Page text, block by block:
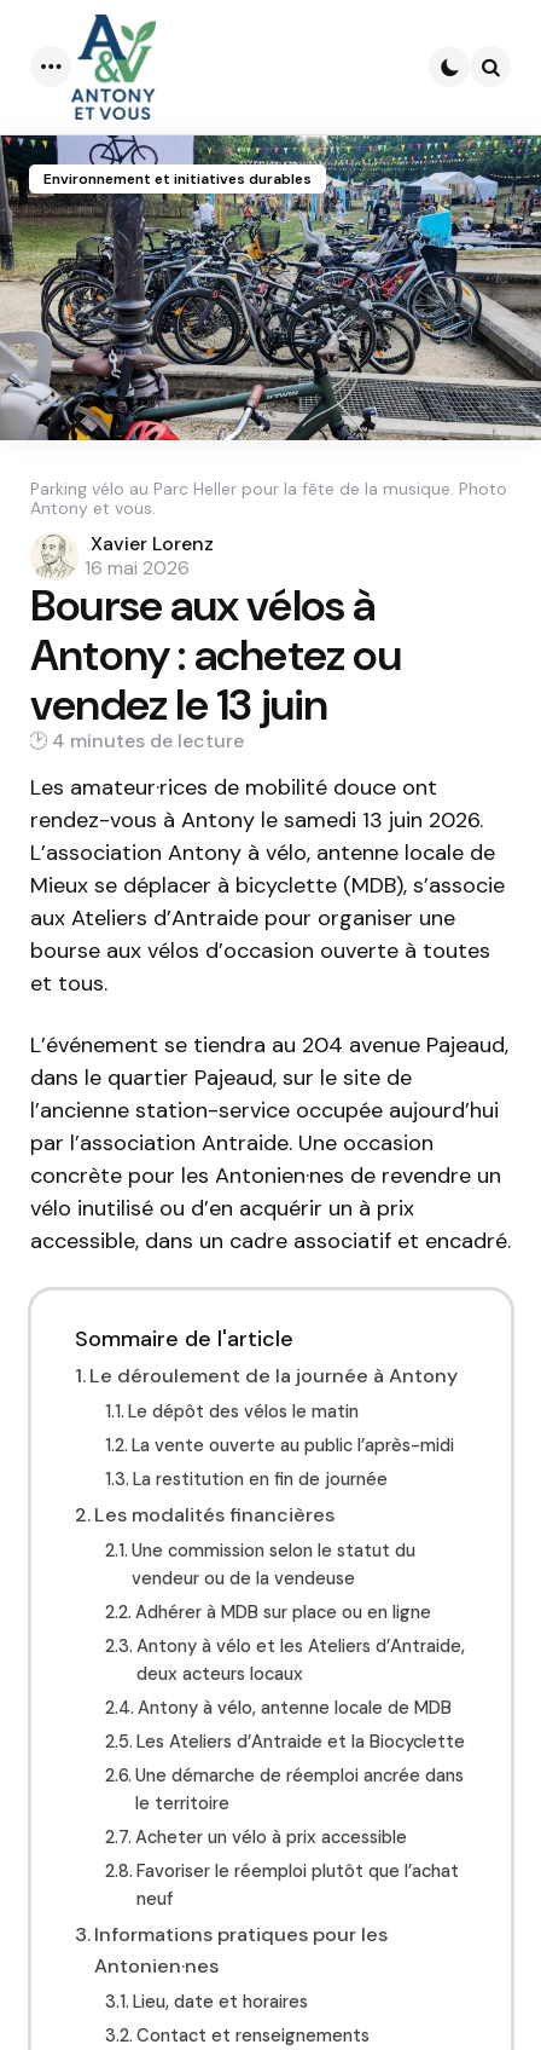
Menu
Environnement et initiatives durables
Parking vélo au Parc Heller pour la fête de la musique. Photo
Antony et vous.
Posted
by
Xavier Lorenz
16 mai 2026
Bourse aux vélos à
Antony : achetez ou
vendez le 13 juin
4 min
Les amateur·rices de mobilité douce ont
rendez-vous à Antony le samedi 13 juin 2026.
L’association Antony à vélo, antenne locale de
Mieux se déplacer à bicyclette (MDB), s’associe
aux Ateliers d’Antraide pour organiser une
bourse aux vélos d’occasion ouverte à toutes
et tous.
L’événement se tiendra au 204 avenue Pajeaud,
dans le quartier Pajeaud, sur le site de
l’ancienne station-service occupée aujourd’hui
par l’association Antraide. Une occasion
concrète pour les Antonien·nes de revendre un
vélo inutilisé ou d’en acquérir un à prix
accessible, dans un cadre associatif et encadré.
Sommaire de l'article
Le déroulement de la journée à Antony
Le dépôt des vélos le matin
La vente ouverte au public l’après-midi
La restitution en fin de journée
Les modalités financières
Une commission selon le statut du
vendeur ou de la vendeuse
Adhérer à MDB sur place ou en ligne
Antony à vélo et les Ateliers d’Antraide,
deux acteurs locaux
Antony à vélo, antenne locale de MDB
Les Ateliers d’Antraide et la Biocyclette
Une démarche de réemploi ancrée dans
le territoire
Acheter un vélo à prix accessible
Favoriser le réemploi plutôt que l’achat
neuf
Informations pratiques pour les
Antonien·nes
Lieu, date et horaires
Contact et renseignements